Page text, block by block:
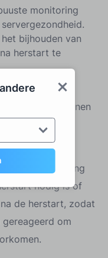
monitoring
bijhouden van
herstart te
Volg elk
patronen
kunnen
Ontvang
nodig is of
de herstart, zodat
om